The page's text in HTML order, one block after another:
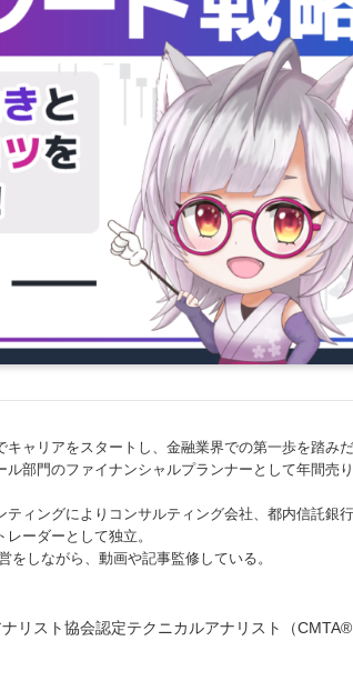
キャリアをスタートし、金融業界での第一歩を踏みだ
ル部門のファイナンシャルプランナーとして年間売
ティングによりコンサルティング会社、都内信託銀
レーダーとして独立。
をしながら、動画や記事監修している。
リスト協会認定テクニカルアナリスト（CMTA®